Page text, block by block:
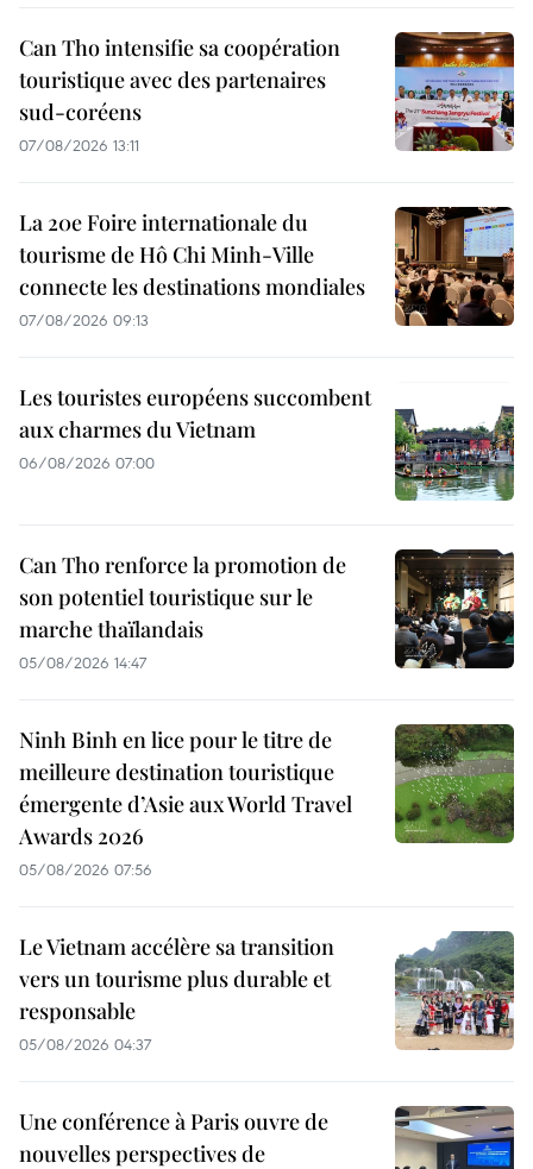
Can Tho intensifie sa coopération
touristique avec des partenaires
sud-coréens
07/08/2026 13:11
La 20e Foire internationale du
tourisme de Hô Chi Minh-Ville
connecte les destinations mondiales
07/08/2026 09:13
Les touristes européens succombent
aux charmes du Vietnam
06/08/2026 07:00
Can Tho renforce la promotion de
son potentiel touristique sur le
marche thaïlandais
05/08/2026 14:47
Ninh Binh en lice pour le titre de
meilleure destination touristique
émergente d’Asie aux World Travel
Awards 2026
05/08/2026 07:56
Le Vietnam accélère sa transition
vers un tourisme plus durable et
responsable
05/08/2026 04:37
Une conférence à Paris ouvre de
nouvelles perspectives de